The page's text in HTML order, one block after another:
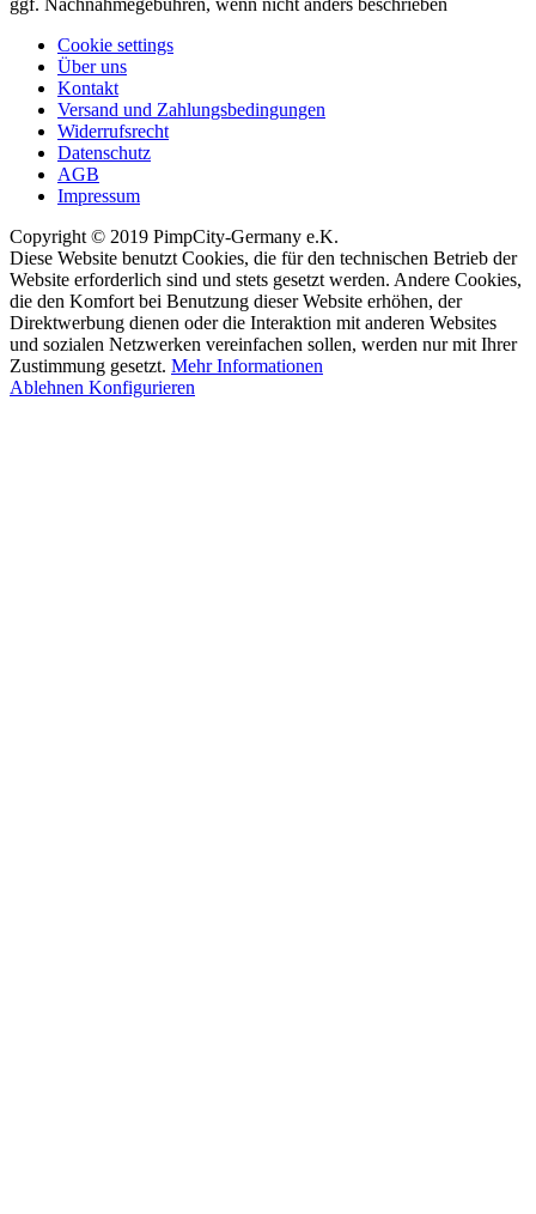
Cookie settings
Über uns
Kontakt
Versand und Zahlungsbedingungen
Widerrufsrecht
Datenschutz
AGB
Impressum
Copyright © 2019 PimpCity-Germany e.K.
Diese Website benutzt Cookies, die für den technischen Betrieb der
Website erforderlich sind und stets gesetzt werden. Andere Cookies,
die den Komfort bei Benutzung dieser Website erhöhen, der
Direktwerbung dienen oder die Interaktion mit anderen Websites
und sozialen Netzwerken vereinfachen sollen, werden nur mit Ihrer
Zustimmung gesetzt. Mehr Informationen
Ablehnen Konfigurieren